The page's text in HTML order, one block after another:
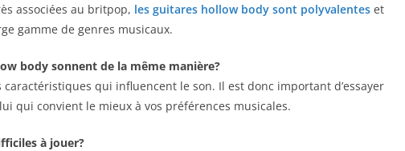
associées au britpop, les guitares hollow ⁤body sont polyvalentes et
gamme de genres musicaux.
body sonnent de la​ même manière?
qui influencent le son.⁤ Il est donc important d’essayer
qui convient le mieux⁤ à vos préférences musicales.
⁤à ⁢jouer?